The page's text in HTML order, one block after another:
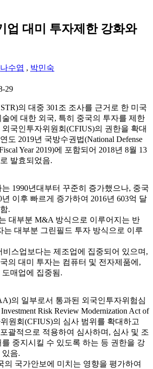
업 대미 투자제한 강화와
나수엽 , 박민숙
29
의 대중 301조 조사를 근거로 한 미국
에 대한 외국, 특히 중국의 투자를 제한
국인투자위원회(CFIUS)의 권한을 확대
도 2019년 국방수권법(National Defense
Year 2019)에 포함되어 2018년 8월 13
발효되었음.
1990년대부터 꾸준히 증가했으나, 중국
이후 빠르게 증가하여 2016년 603억 달
.
대부분 M&A 방식으로 이루어지는 반
는 대부분 그린필드 투자 방식으로 이루
비스업보다는 제조업에 집중되어 있으며,
의 대미 투자는 컴퓨터 및 전자제품에,
매업에 집중됨.
의 일부로서 통과된 외국인투자위험심
Risk Review Modernization Act of
원회(CFIUS)의 심사 범위를 확대하고
괄적으로 적용하여 심사하며, 심사 및 조
중지시킬 수 있도록 하는 등 권한을 강
있음.
의 국가안보에 미치는 영향을 평가하여